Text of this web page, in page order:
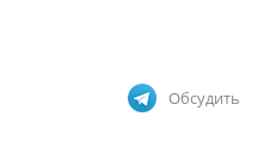
Обсудить